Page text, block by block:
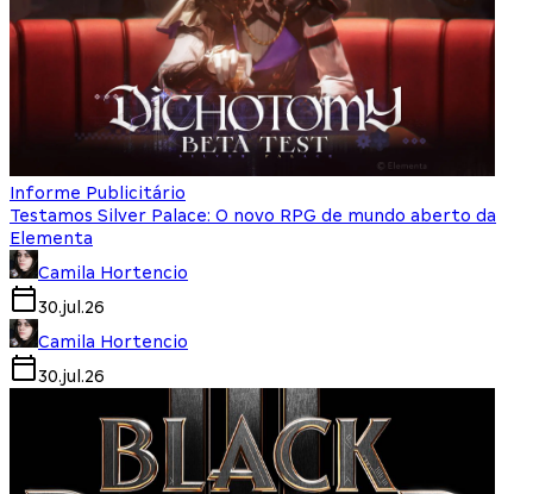
Informe Publicitário
Testamos Silver Palace: O novo RPG de mundo aberto da
Elementa
Camila Hortencio
30.jul.26
Camila Hortencio
30.jul.26